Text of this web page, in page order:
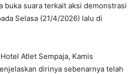
buka suara terkait aksi demonstrasi
Selasa (21/4/2026) lalu di
Atlet Sempaja, Kamis
dirinya sebenarnya telah